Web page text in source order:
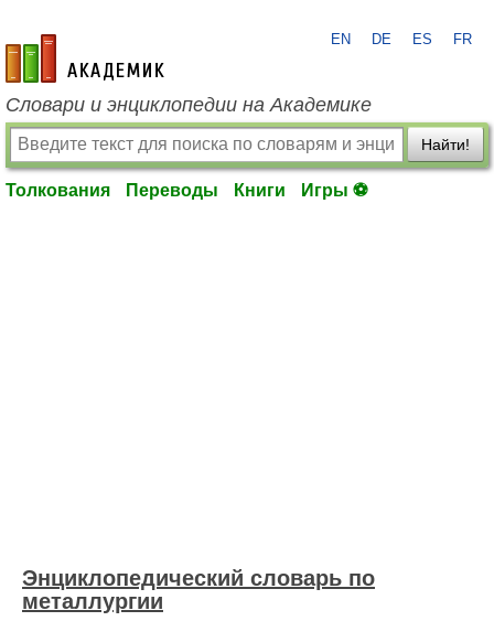
academic.ru
EN DE ES FR
Словари и энциклопедии на Академике
Найти!
Толкования Переводы Книги Игры ⚽
Энциклопедический словарь по
металлургии